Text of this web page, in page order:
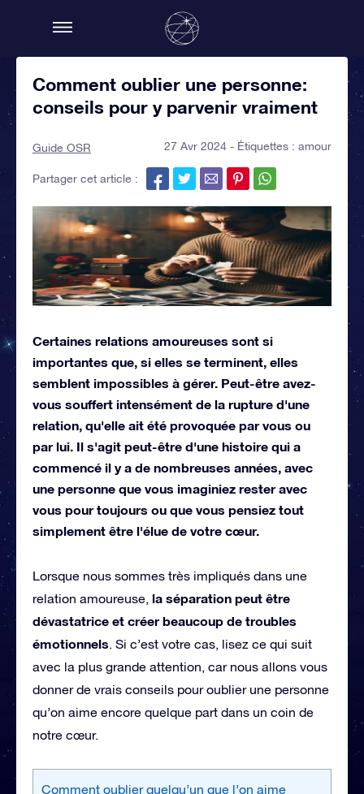
Comment oublier une personne:
conseils pour y parvenir vraiment
Guide OSR 27 Avr 2024 - Étiquettes : amour
Partager cet article :
Certaines relations amoureuses sont si
importantes que, si elles se terminent, elles
semblent impossibles à gérer. Peut-être avez-
vous souffert intensément de la rupture d'une
relation, qu'elle ait été provoquée par vous ou
par lui. Il s'agit peut-être d'une histoire qui a
commencé il y a de nombreuses années, avec
une personne que vous imaginiez rester avec
vous pour toujours ou que vous pensiez tout
simplement être l'élue de votre cœur.
Lorsque nous sommes très impliqués dans une
relation amoureuse, la séparation peut être
dévastatrice et créer beaucoup de troubles
émotionnels. Si c’est votre cas, lisez ce qui suit
avec la plus grande attention, car nous allons vous
donner de vrais conseils pour oublier une personne
qu’on aime encore quelque part dans un coin de
notre cœur.
Comment oublier quelqu’un que l’on aime